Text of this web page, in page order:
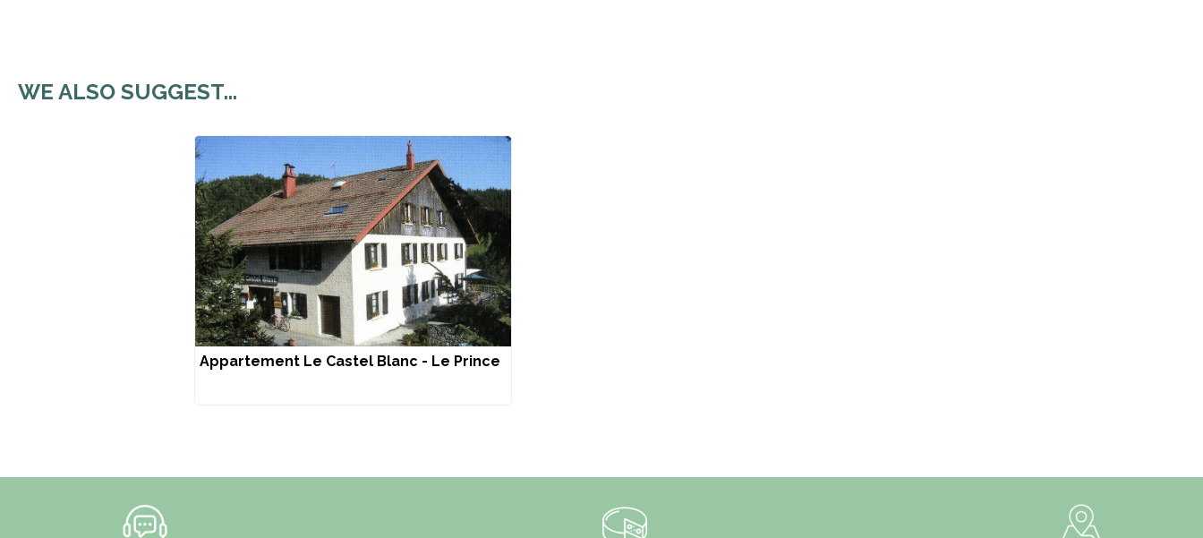
WE ALSO SUGGEST...
Appartement Le Castel Blanc - Le Prince